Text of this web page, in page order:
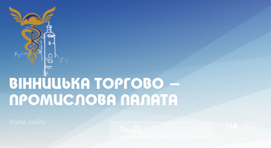
ВIННИЦЬКА ТОРГОВО -
ПРОМИСЛОВА ПАЛАТА
Мапа сайту